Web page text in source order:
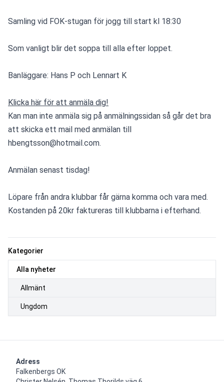
Kategorier
Alla nyheter
Allmänt
Ungdom
Samling vid FOK-stugan för jogg till start kl 18:30
Som vanligt blir det soppa till alla efter loppet.
Banläggare: Hans P och Lennart K
Klicka här för att anmäla dig!
Kan man inte anmäla sig på anmälningssidan så går det bra
att skicka ett mail med anmälan till
hbengtsson@hotmail.com.
Anmälan senast tisdag!
Löpare från andra klubbar får gärna komma och vara med.
Kostanden på 20kr faktureras till klubbarna i efterhand.
Adress
Falkenbergs OK